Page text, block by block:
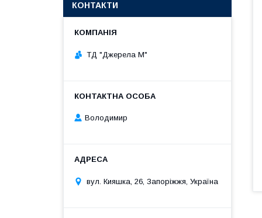
КОНТАКТИ
ТД "Джерела М"
Володимир
вул. Кияшка, 26, Запоріжжя, Україна